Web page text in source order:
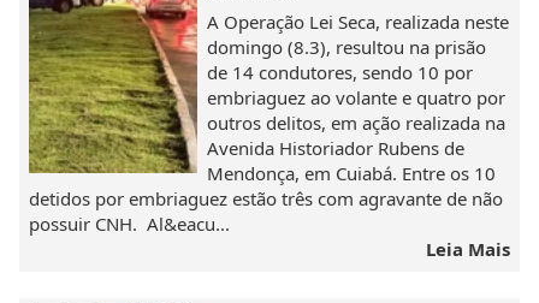
A Operação Lei Seca, realizada neste
domingo (8.3), resultou na prisão
de 14 condutores, sendo 10 por
embriaguez ao volante e quatro por
outros delitos, em ação realizada na
Avenida Historiador Rubens de
Mendonça, em Cuiabá. Entre os 10
detidos por embriaguez estão três com agravante de não
possuir CNH. Al&eacu...
Leia Mais